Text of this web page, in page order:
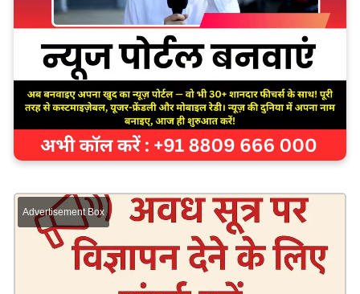
Advertisement Box